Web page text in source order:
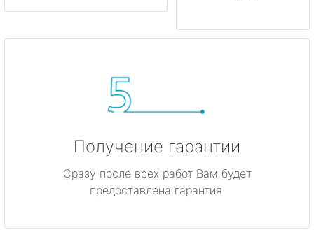
Получение гарантии
Сразу после всех работ Вам будет
предоставлена гарантия.